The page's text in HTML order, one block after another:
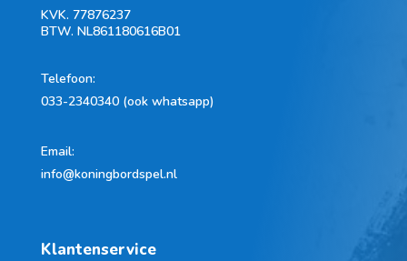
KVK. 77876237
BTW. NL861180616B01
Telefoon:
033-2340340 (ook whatsapp)
Email:
info@koningbordspel.nl
Klantenservice